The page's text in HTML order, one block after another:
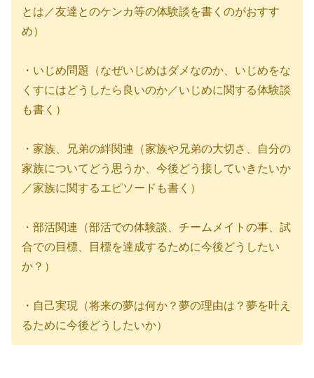
とは／友達とのケンカ等の体験談を書くのがおすす
め）
・いじめ問題（なぜいじめはダメなのか、いじめをな
くすにはどうしたら良いのか／いじめに関する体験談
も書く）
・家族、兄弟の絆関連（家族や兄弟の大切さ、自分の
家族についてどう思うか、今後どう接していきたいか
／家族に関するエピソードも書く）
・部活関連（部活での体験談、チームメイトの事、試
合での目標、目標を達成するために今後どうしたい
か？）
・自己実現（将来の夢は何か？夢の理由は？夢を叶え
るために今後どうしたいか）